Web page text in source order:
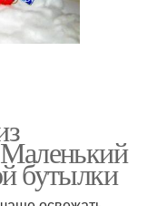
бутылки